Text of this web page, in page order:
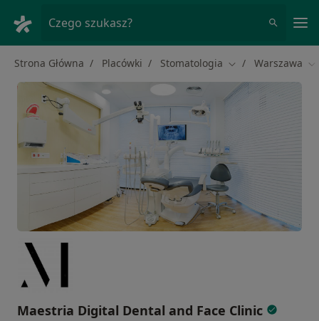
Czego szukasz?
Strona Główna Placówki Stomatologia Zmień miasto
Warszawa
Maestria Digital Dental and Face Clinic